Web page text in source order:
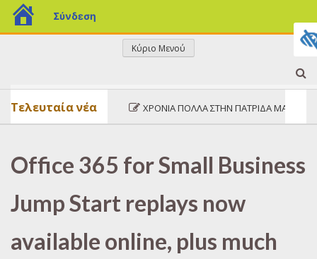
blogs.sch.gr
Σύνδεση
ΤΟ
ΜΠΛΟΓΚΑΚΙ
ΜΟΥ
Κύριο Μενού
ΧΡΌΝΙΑ ΠΟΛΛΆ ΣΤΗΝ ΠΑΤΡΊΔΑ ΜΑΣ!
Τελευταία νέα
Office 365 for Small Business
Jump Start replays now
available online, plus much